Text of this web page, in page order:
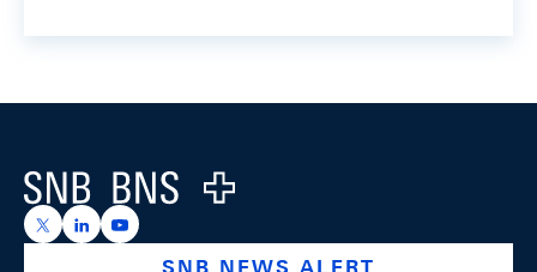
Logo
https://x.com/snb_bns
https://ch.linkedin.com/company/swiss-national-
https://www.youtube.com/@swissnationalbank